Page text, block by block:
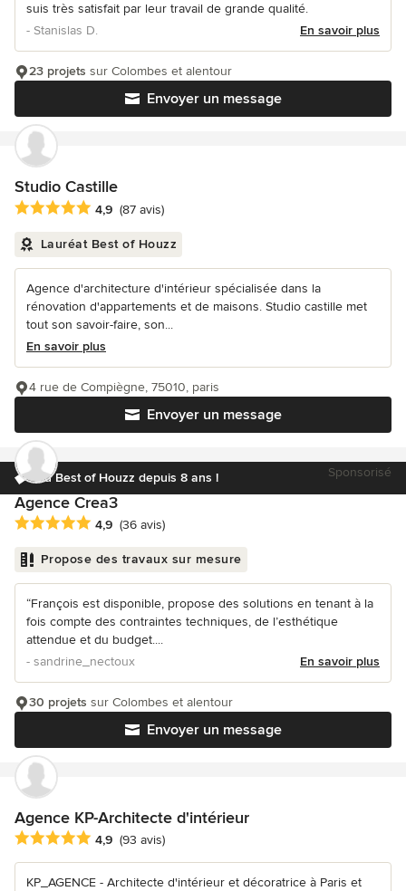
suis très satisfait par leur travail de grande qualité.
- Stanislas D.
En savoir plus
Envoyer un message
23 projets sur Colombes et alentour
Studio Castille
Note moyenne : 4.9 étoiles sur 5
4,9 (87 avis)
Lauréat Best of Houzz
Agence d'architecture d'intérieur spécialisée dans la
rénovation d'appartements et de maisons. Studio castille met
tout son savoir-faire, son...
En savoir plus
Envoyer un message
4 rue de Compiègne, 75010, paris
Elu Best of Houzz depuis 8 ans ! Sponsorisé
Agence Crea3
Note moyenne : 4.9 étoiles sur 5
4,9 (36 avis)
Propose des travaux sur mesure
“François est disponible, propose des solutions en tenant à la
fois compte des contraintes techniques, de l’esthétique
attendue et du budget....
- sandrine_nectoux
En savoir plus
Envoyer un message
30 projets sur Colombes et alentour
Agence KP-Architecte d'intérieur
Note moyenne : 4.9 étoiles sur 5
4,9 (93 avis)
KP_AGENCE - Architecte d'intérieur et décoratrice à Paris et